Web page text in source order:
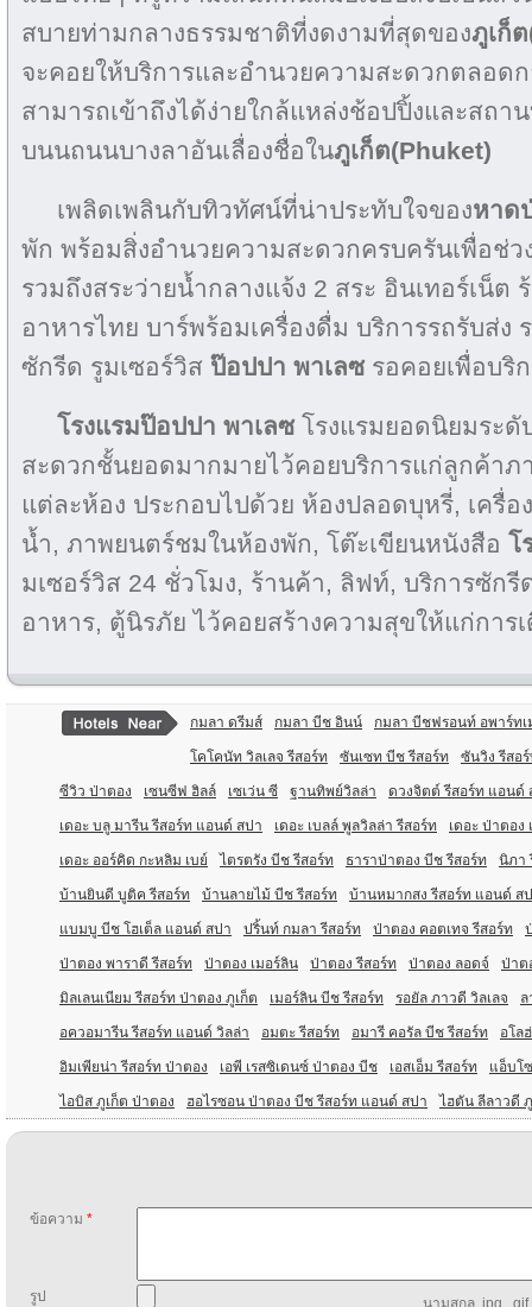
สบายท่ามกลางธรรมชาติที่งดงามที่สุดของภูเก็
จะคอยให้บริการและอำนวยความสะดวกตลอด
สามารถเข้าถึงได้ง่ายใกล้แหล่งช้อปปิ้งและสถ
บนนถนนบางลาอันเลื่องชื่อในภูเก็ต(Phuket)
เพลิดเพลินกับทิวทัศน์ที่น่าประทับใจของหาด
พัก พร้อมสิ่งอำนวยความสะดวกครบครันเพื่อช่
รวมถึงสระว่ายน้ำกลางแจ้ง 2 สระ อินเทอร์เน็
อาหารไทย บาร์พร้อมเครื่องดื่ม บริการรถรับส่ง
ซักรีด รูมเซอร์วิส ป๊อปปา พาเลซ รอคอยเพื่อบริ
โรงแรมป๊อปปา พาเลซ โรงแรมยอดนิยมระ
สะดวกชั้นยอดมากมายไว้คอยบริการแก่ลูกค้าภ
แต่ละห้อง ประกอบไปด้วย ห้องปลอดบุหรี่, เครื่
น้ำ, ภาพยนตร์ชมในห้องพัก, โต๊ะเขียนหนังสือ โ
มเซอร์วิส 24 ชั่วโมง, ร้านค้า, ลิฟท์, บริการซัก
อาหาร, ตู้นิรภัย ไว้คอยสร้างความสุขให้แก่การ
กมลา ดรีมส์ กมลา บีช อินน์ กมลา บีชฟรอนท์ อพาร์ท
โคโคนัท วิลเลจ รีสอร์ท ซันเซท บีช รีสอร์ท ซันวิง รีสอ
ซีวิว ป่าตอง เซนซีฟ ฮิลล์ เซเว่น ซี ฐานทิพย์วิลล่า ดวงจิตต์ รีสอร์ท แอนด์
เดอะ บลู มารีน รีสอร์ท แอนด์ สปา เดอะ เบลล์ พูลวิลล่า รีสอร์ท เดอะ ป่าตอง
เดอะ ออร์คิด กะหลิม เบย์ ไตรตรัง บีช รีสอร์ท ธาราป่าตอง บีช รีสอร์ท นิภา
บ้านยินดี บูติค รีสอร์ท บ้านลายไม้ บีช รีสอร์ท บ้านหมากสง รีสอร์ท แอนด์ ส
แบมบู บีช โฮเต็ล แอนด์ สปา ปริ้นท์ กมลา รีสอร์ท ป่าตอง คอตเทจ รีสอร์ท
ป่าตอง พาราดี รีสอร์ท ป่าตอง เมอร์ลิน ป่าตอง รีสอร์ท ป่าตอง ลอดจ์ ป่าต
มิลเลนเนียม รีสอร์ท ป่าตอง ภูเก็ต เมอร์ลิน บีช รีสอร์ท รอยัล ภาวดี วิลเลจ
อควอมารีน รีสอร์ท แอนด์ วิลล่า อมตะ รีสอร์ท อมารี คอรัล บีช รีสอร์ท อโล
อิมเพียน่า รีสอร์ท ป่าตอง เอพี เรสซิเดนซ์ ป่าตอง บีช เอสเอ็ม รีสอร์ท แอ็บโ
ไอบิส ภูเก็ต ป่าตอง ฮอไรซอน ป่าตอง บีช รีสอร์ท แอนด์ สปา ไฮตัน ลีลาวดี
ข้อความ *
รูป นามสกุล .jpg,